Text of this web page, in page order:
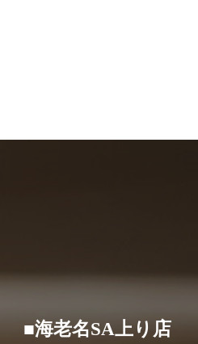
■海老名SA上り店